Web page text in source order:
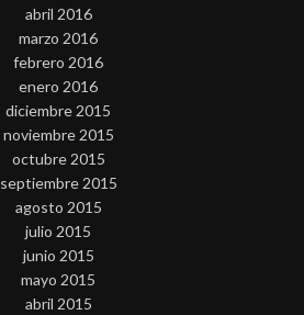
abril 2016
marzo 2016
febrero 2016
enero 2016
diciembre 2015
noviembre 2015
octubre 2015
septiembre 2015
agosto 2015
julio 2015
junio 2015
mayo 2015
abril 2015